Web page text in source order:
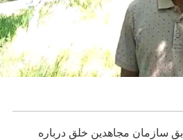
سازمان مجاهدین خلق درباره